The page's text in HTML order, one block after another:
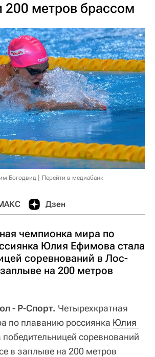
200 метров брассом
Богодвид Перейти в медиабанк
Дзен
чемпионка мира по
Юлия Ефимова стала
соревнований в Лос-
на 200 метров
- Р-Спорт. Четырехкратная
по плаванию россиянка Юлия
победительницей соревнований
в заплыве на 200 метров